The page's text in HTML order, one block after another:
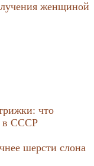
женщиной
что
в СССР
шерсти слона